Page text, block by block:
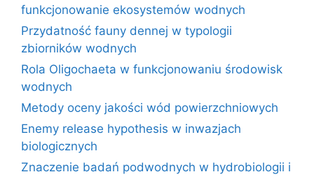
funkcjonowanie ekosystemów wodnych
Przydatność fauny dennej w typologii
zbiorników wodnych
Rola Oligochaeta w funkcjonowaniu środowisk
wodnych
Metody oceny jakości wód powierzchniowych
Enemy release hypothesis w inwazjach
biologicznych
Znaczenie badań podwodnych w hydrobiologii i